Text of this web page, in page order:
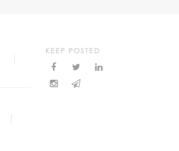
KEEP POSTED